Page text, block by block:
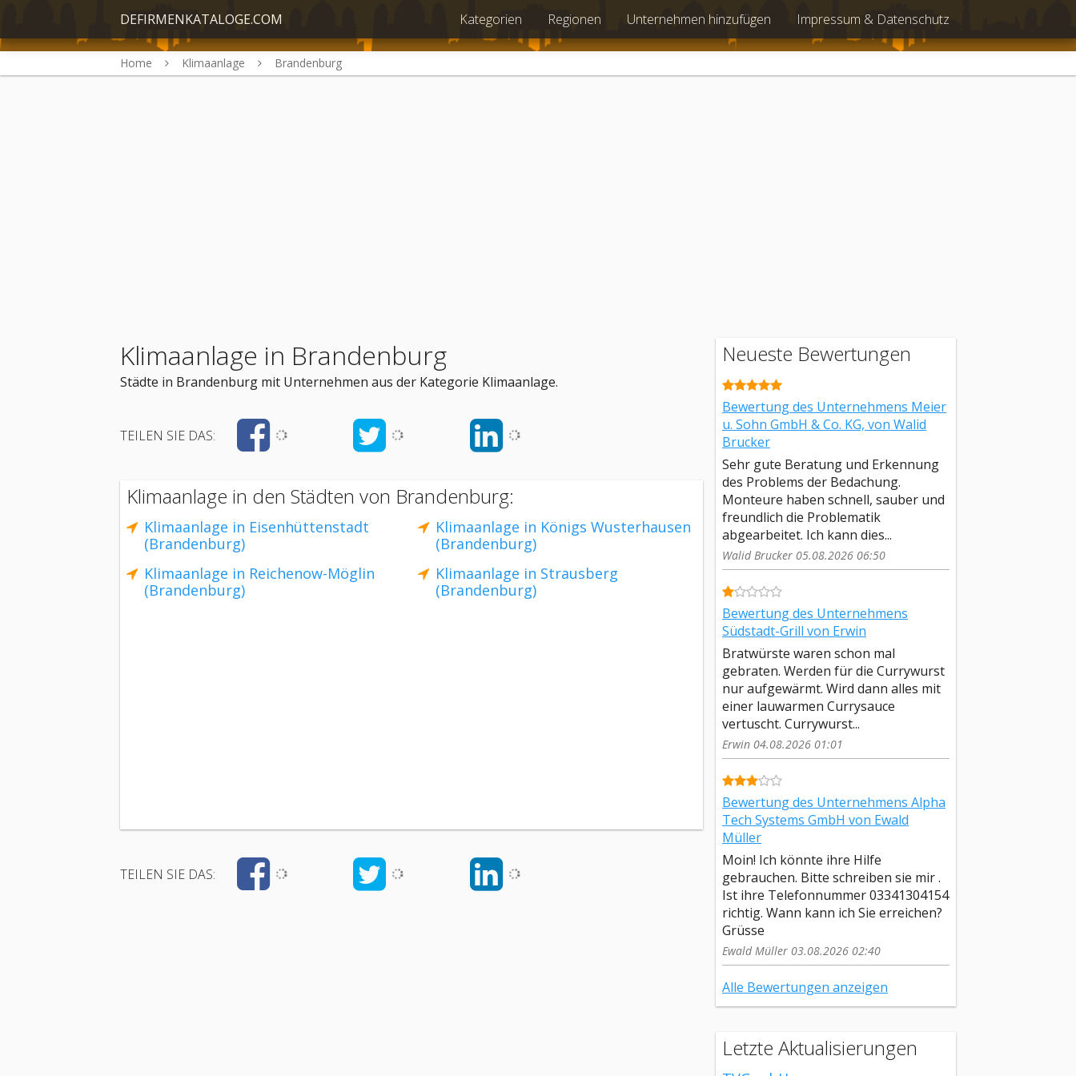
DEFIRMENKATALOGE.COM Kategorien Regionen Unternehmen hinzufügen Impressum & Datenschutz
Home Klimaanlage Brandenburg
Klimaanlage in Brandenburg
Städte in Brandenburg mit Unternehmen aus der Kategorie Klimaanlage.
TEILEN SIE DAS:
Klimaanlage in den Städten von Brandenburg:
Klimaanlage in Eisenhüttenstadt
(Brandenburg)
Klimaanlage in Königs Wusterhausen
(Brandenburg)
Klimaanlage in Reichenow-Möglin
(Brandenburg)
Klimaanlage in Strausberg
(Brandenburg)
TEILEN SIE DAS:
Neueste Bewertungen
Bewertung des Unternehmens Meier
u. Sohn GmbH & Co. KG, von Walid
Brucker
Sehr gute Beratung und Erkennung
des Problems der Bedachung.
Monteure haben schnell, sauber und
freundlich die Problematik
abgearbeitet. Ich kann dies...
Walid Brucker 05.08.2026 06:50
Bewertung des Unternehmens
Südstadt-Grill von Erwin
Bratwürste waren schon mal
gebraten. Werden für die Currywurst
nur aufgewärmt. Wird dann alles mit
einer lauwarmen Currysauce
vertuscht. Currywurst...
Erwin 04.08.2026 01:01
Bewertung des Unternehmens Alpha
Tech Systems GmbH von Ewald
Müller
Moin! Ich könnte ihre Hilfe
gebrauchen. Bitte schreiben sie mir .
Ist ihre Telefonnummer 03341304154
richtig. Wann kann ich Sie erreichen?
Grüsse
Ewald Müller 03.08.2026 02:40
Alle Bewertungen anzeigen
Letzte Aktualisierungen